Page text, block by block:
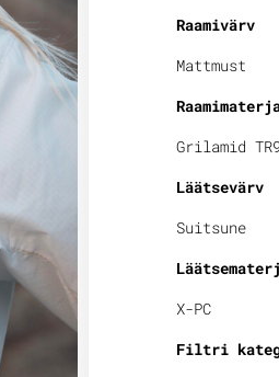
Raamivärv
Mattmust
Grilamid
Läätsevärv
Suitsune
X-PC
Filtri